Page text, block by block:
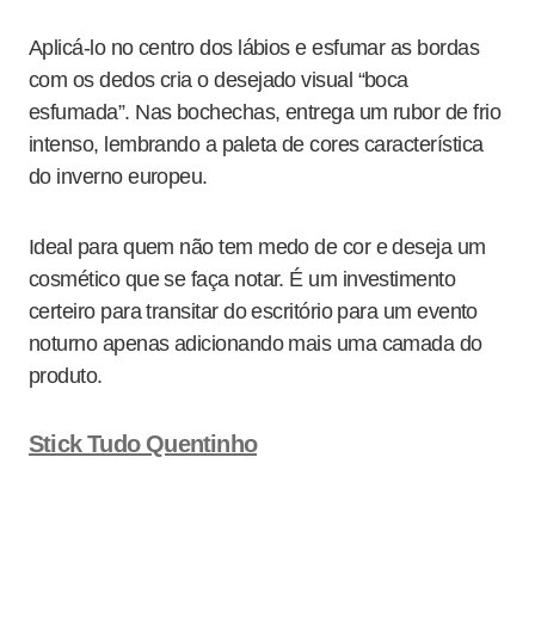
Aplicá-lo no centro dos lábios e esfumar as bordas
com os dedos cria o desejado visual “boca
esfumada”. Nas bochechas, entrega um rubor de frio
intenso, lembrando a paleta de cores característica
do inverno europeu.
Ideal para quem não tem medo de cor e deseja um
cosmético que se faça notar. É um investimento
certeiro para transitar do escritório para um evento
noturno apenas adicionando mais uma camada do
produto.
Stick Tudo Quentinho